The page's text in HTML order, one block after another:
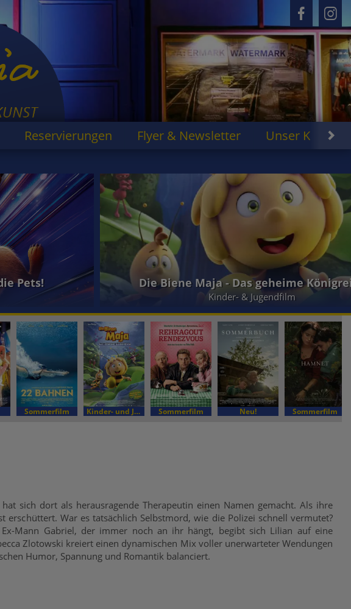
Reservierungen Flyer & Newsletter Unser Kino
Pets! Die Biene Maja - Das geheime
Kinder- & Jugendfilm
Sommerfilm Kinder- und Jugendfilm Sommerfilm Neu! Sommerfilm
sich dort als herausragende Therapeutin einen Namen gemacht. Als ihre
War es tatsächlich Selbstmord, wie die Polizei schnell vermutet?
Mann Gabriel, der immer noch an ihr hängt, begibt sich Lilian auf eine
Zlotowski kreiert einen dynamischen Mix voller unerwarteter Wendungen
Humor, Spannung und Romantik balanciert.